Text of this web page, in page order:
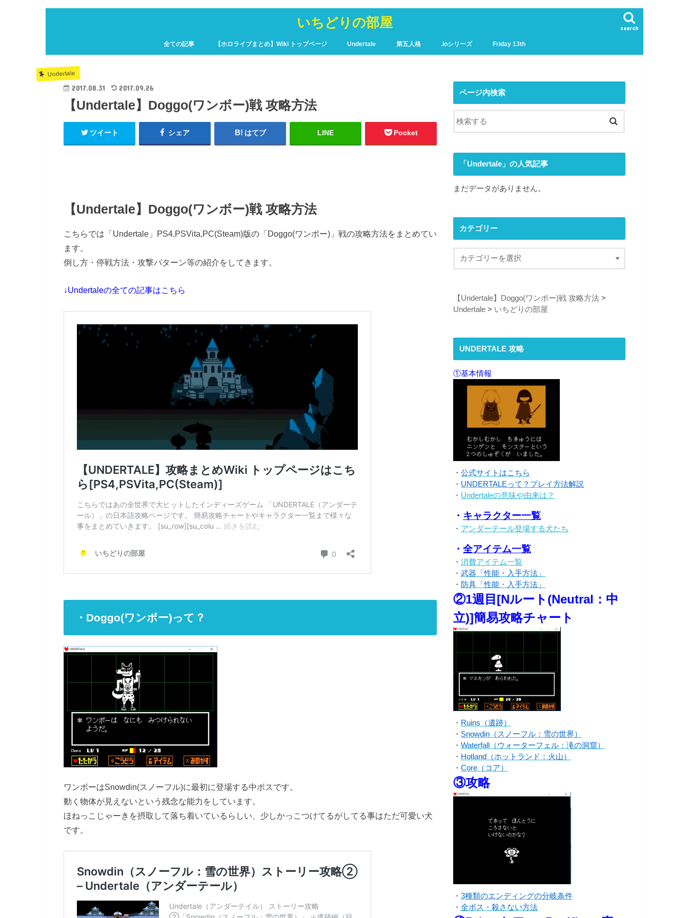
いちどりの部屋 search
全ての記事 【ホロライブまとめ】Wiki トップページ Undertale 第五人格 .ioシリーズ Friday 13th
Undertale
2017.08.31 2017.09.26
【Undertale】Doggo(ワンボー)戦 攻略方法
ツイート シェア はてブ LINE Pocket
【Undertale】Doggo(ワンボー)戦 攻略方法
こちらでは「Undertale」PS4,PSVita,PC(Steam)版の「Doggo(ワンボー)」戦の攻略方法をまとめてい
ます。
倒し方・停戦方法・攻撃パターン等の紹介をしてきます。
↓Undertaleの全ての記事はこちら
・Doggo(ワンボー)って？
ワンボーはSnowdin(スノーフル)に最初に登場する中ボスです。
動く物体が見えないという残念な能力をしています。
ほねっこじゃーきを摂取して落ち着いているらしい、少しかっこつけてるがしてる事はただ可愛い犬
です。
ページ内検索
「Undertale」の人気記事
まだデータがありません。
カテゴリー
【Undertale】Doggo(ワンボー)戦 攻略方法 >
Undertale > いちどりの部屋
UNDERTALE 攻略
①基本情報
・ 公式サイトはこちら
・ UNDERTALEって？プレイ方法解説
・ Undertaleの意味や由来は？
・ キャラクター一覧
・ アンダーテール登場する犬たち
・ 全アイテム一覧
・ 消費アイテム一覧
・ 武器「性能・入手方法」
・ 防具「性能・入手方法」
②1週目[Nルート(Neutral：中
立)]簡易攻略チャート
・ Ruins（遺跡）
・ Snowdin（スノーフル：雪の世界）
・ Waterfall（ウォーターフェル：滝の洞窟）
・ Hotland（ホットランド：火山）
・ Core（コア）
③攻略
・ 3種類のエンディングの分岐条件
・ 全ボス・殺さない方法